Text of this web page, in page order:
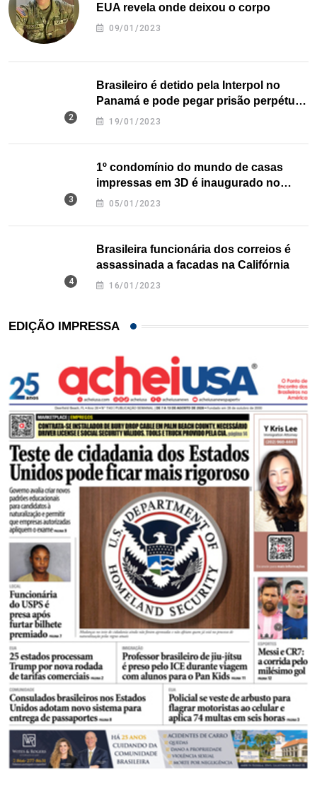
EUA revela onde deixou o corpo
09/01/2023
Brasileiro é detido pela Interpol no
Panamá e pode pegar prisão perpétua
nos EUA
19/01/2023
1º condomínio do mundo de casas
impressas em 3D é inaugurado no
Texas
05/01/2023
Brasileira funcionária dos correios é
assassinada a facadas na Califórnia
16/01/2023
EDIÇÃO IMPRESSA